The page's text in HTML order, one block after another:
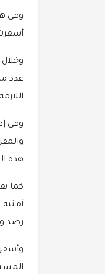
وفي
عدد
وفي
هذه
كما
رصد